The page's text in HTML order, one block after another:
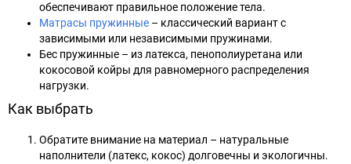
обеспечивают правильное положение тела.
Матрасы пружинные – классический вариант с
зависимыми или независимыми пружинами.
Бес пружинные – из латекса, пенополиуретана или
кокосовой койры для равномерного распределения
нагрузки.
Как выбрать
Обратите внимание на материал – натуральные
наполнители (латекс, кокос) долговечны и экологичны.